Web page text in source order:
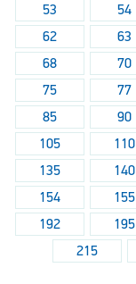
53
54
62
63
68
70
75
77
85
90
105
110
135
140
154
155
192
195
215